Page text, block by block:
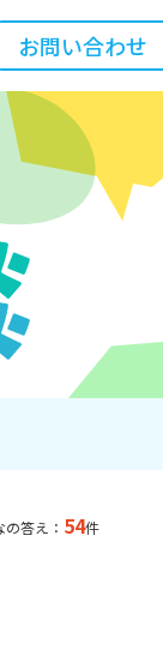
お問い合わせ
の答え： 54件